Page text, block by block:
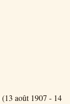
(13 août 1907 - 14